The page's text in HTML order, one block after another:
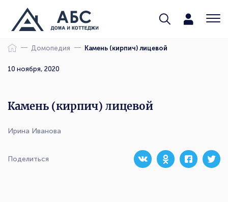
Домопедия Камень (кирпич) лицевой
Ирина Иванова
10 ноября, 2020
Камень (кирпич) лицевой
Поделиться